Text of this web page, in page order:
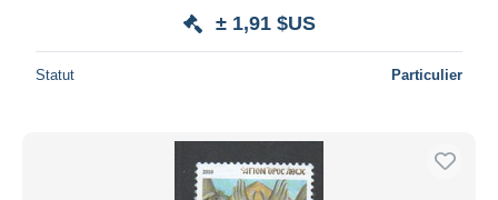
± 1,91 $US
Statut Particulier